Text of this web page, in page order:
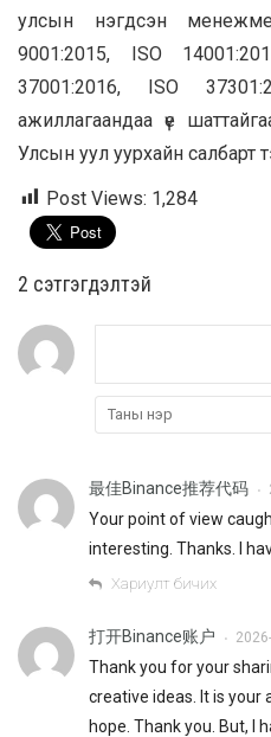
улсын нэгдсэн
9001:2015, ISO
37001:2016, ISO
ажиллагаандаа үе
Улсын уул уурхайн салбарт
Post Views: 1,284
2 cэтгэгдэлтэй
最佳Binance推荐代码 •
Your point of view
interesting. Thanks. I
Хариулт бичих
打开Binance账户 •
Thank you for your
creative ideas. It is
hope. Thank you. But, I